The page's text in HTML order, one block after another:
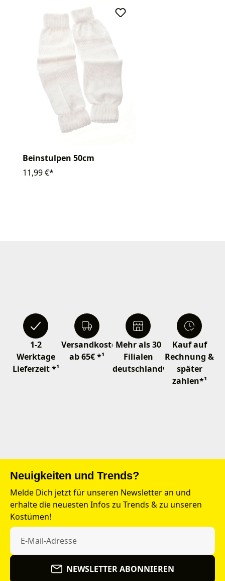
Beinstulpen 50cm
11,99 €*
1-2
Werktage
Lieferzeit *¹
Versandkostenfrei
ab 65€ *¹
Mehr als 30
Filialen
deutschlandweit
Kauf auf
Rechnung &
später
zahlen*¹
Neuigkeiten und Trends?
Melde Dich jetzt für unseren Newsletter an und
erhalte die neuesten Infos zu Trends & zu unseren
Kostümen!
NEWSLETTER ABONNIEREN